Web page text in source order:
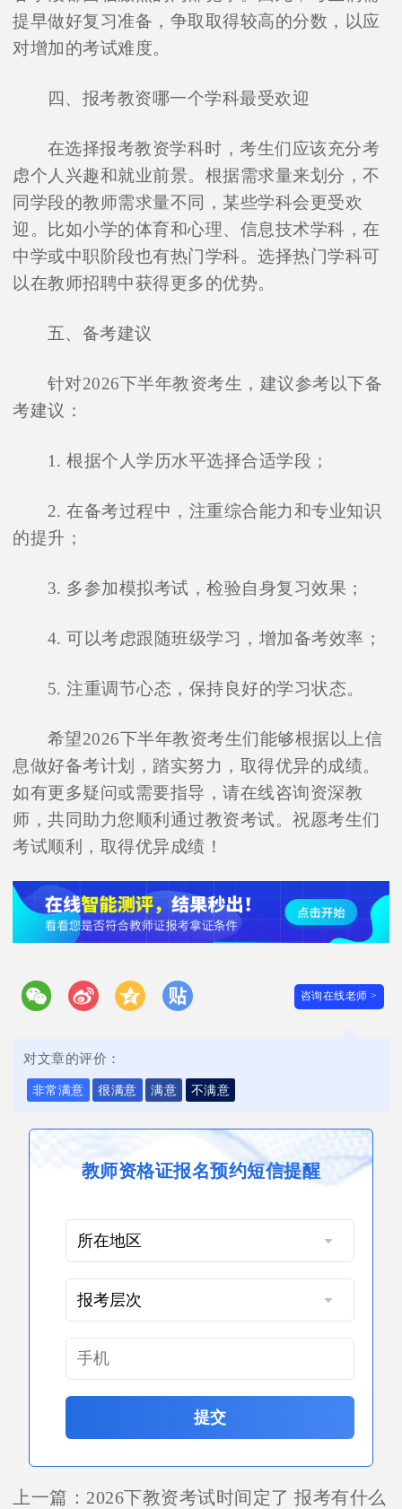
提早做好复习准备，争取取得较高的分数，以应
对增加的考试难度。
四、报考教资哪一个学科最受欢迎
在选择报考教资学科时，考生们应该充分考
虑个人兴趣和就业前景。根据需求量来划分，不
同学段的教师需求量不同，某些学科会更受欢
迎。比如小学的体育和心理、信息技术学科，在
中学或中职阶段也有热门学科。选择热门学科可
以在教师招聘中获得更多的优势。
五、备考建议
针对2026下半年教资考生，建议参考以下备
考建议：
1. 根据个人学历水平选择合适学段；
2. 在备考过程中，注重综合能力和专业知识
的提升；
3. 多参加模拟考试，检验自身复习效果；
4. 可以考虑跟随班级学习，增加备考效率；
5. 注重调节心态，保持良好的学习状态。
希望2026下半年教资考生们能够根据以上信
息做好备考计划，踏实努力，取得优异的成绩。
如有更多疑问或需要指导，请在线咨询资深教
师，共同助力您顺利通过教资考试。祝愿考生们
考试顺利，取得优异成绩！
咨询在线老师 >
对文章的评价：
非常满意 很满意 满意 不满意
教师资格证报名预约短信提醒
提交
上一篇： 2026下教资考试时间定了 报考有什么